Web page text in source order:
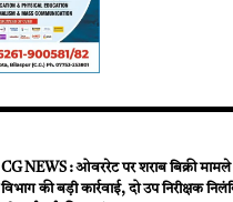
CG NEWS : ओवररेट पर शराब बिक्री
विभाग की बड़ी कार्रवाई, दो उप निरीक्षक